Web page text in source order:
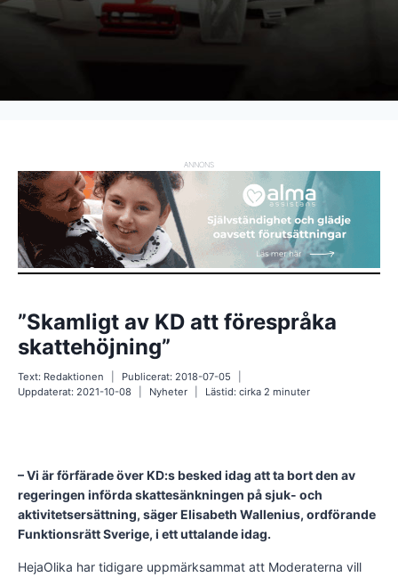
ANNONS
”Skamligt av KD att förespråka
skattehöjning”
Text: Redaktionen Publicerat: 2018-07-05
Uppdaterat: 2021-10-08 Nyheter Lästid: cirka2minuter
– Vi är förfärade över KD:s besked idag att ta bort den av
regeringen införda skattesänkningen på sjuk- och
aktivitetsersättning, säger Elisabeth Wallenius, ordförande
Funktionsrätt Sverige, i ett uttalande idag.
HejaOlika har tidigare uppmärksammat att Moderaterna vill